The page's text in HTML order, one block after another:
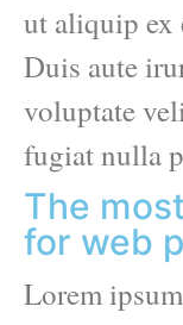
ut aliquip ex
Duis aute
voluptate
fugiat nulla
The
for web
Lorem